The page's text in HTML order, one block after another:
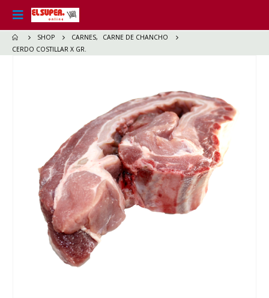
SHOP CARNES,
CARNE DE CHANCHO
CERDO COSTILLAR X GR.